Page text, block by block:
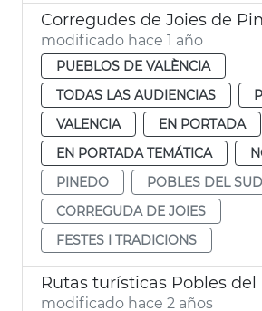
Corregudes de Joies de
modificado hace 1 año
PUEBLOS DE VALÈNCIA
TODAS LAS AUDIENCIAS
VALENCIA
EN PORTADA
EN PORTADA TEMÁTICA
PINEDO
POBLES DEL SUD
CORREGUDA DE JOIES
FESTES I TRADICIONS
modificado hace 2 años